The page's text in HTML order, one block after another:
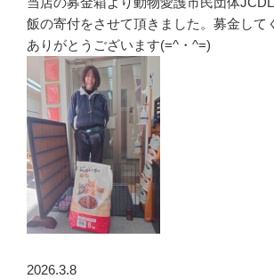
飯の寄付をさせて頂きました。募金して
ありがとうございます(=^・^=)
2026.3.8